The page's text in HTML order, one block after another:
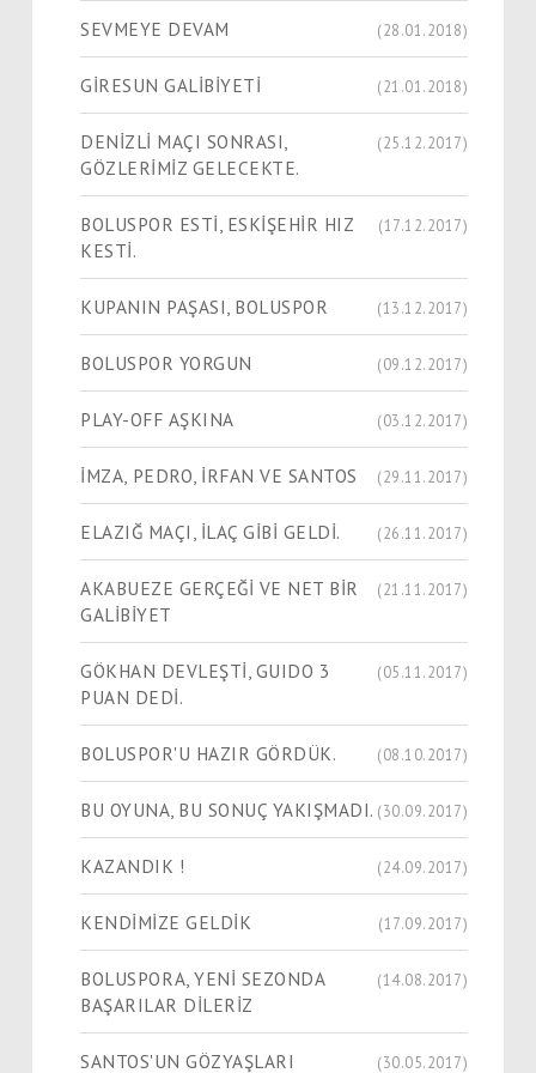
SEVMEYE DEVAM (28.01.2018)
GİRESUN GALİBİYETİ (21.01.2018)
DENİZLİ MAÇI SONRASI,
GÖZLERİMİZ GELECEKTE.
(25.12.2017)
BOLUSPOR ESTİ, ESKİŞEHİR HIZ
KESTİ.
(17.12.2017)
KUPANIN PAŞASI, BOLUSPOR (13.12.2017)
BOLUSPOR YORGUN (09.12.2017)
PLAY-OFF AŞKINA (03.12.2017)
İMZA, PEDRO, İRFAN VE SANTOS (29.11.2017)
ELAZIĞ MAÇI, İLAÇ GİBİ GELDİ. (26.11.2017)
AKABUEZE GERÇEĞİ VE NET BİR
GALİBİYET
(21.11.2017)
GÖKHAN DEVLEŞTİ, GUIDO 3
PUAN DEDİ.
(05.11.2017)
BOLUSPOR'U HAZIR GÖRDÜK. (08.10.2017)
BU OYUNA, BU SONUÇ YAKIŞMADI. (30.09.2017)
KAZANDIK ! (24.09.2017)
KENDİMİZE GELDİK (17.09.2017)
BOLUSPORA, YENİ SEZONDA
BAŞARILAR DİLERİZ
(14.08.2017)
SANTOS'UN GÖZYAŞLARI (30.05.2017)